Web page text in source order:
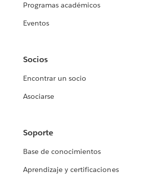
Programas académicos
Eventos
Socios
Encontrar un socio
Asociarse
Soporte
Base de conocimientos
Aprendizaje y certificaciones